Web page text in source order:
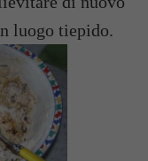
luogo tiepido.